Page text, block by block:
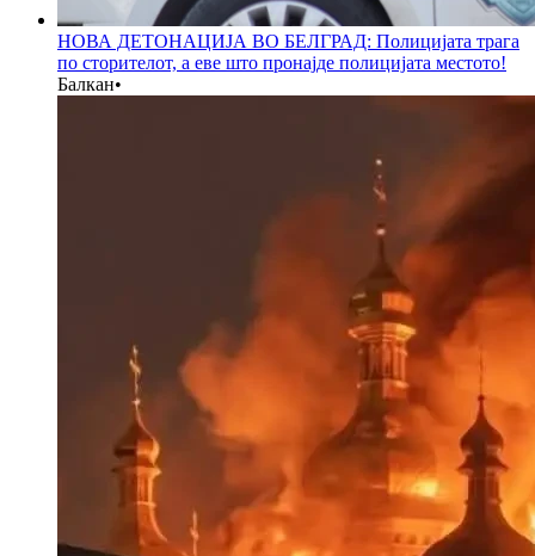
НОВА ДЕТОНАЦИЈА ВО БЕЛГРАД: Полицијата трага
по сторителот, а еве што пронајде полицијата местото!
Балкан•